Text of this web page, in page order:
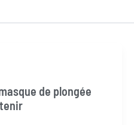
de plongée